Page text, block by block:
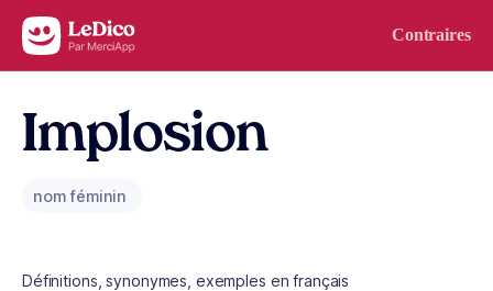
Aller au contenu Contraires
Implosion
nom féminin
Définitions, synonymes, exemples en français